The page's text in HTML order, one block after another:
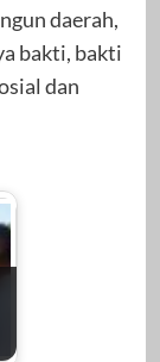
daerah,
bakti, bakti
dan